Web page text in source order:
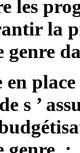
les
la
genre
s ’